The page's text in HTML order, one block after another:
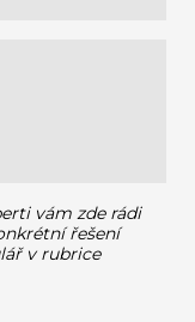
vám zde rádi
řešení
v rubrice